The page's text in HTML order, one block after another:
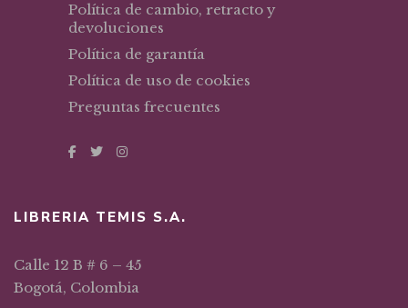
Política de cambio, retracto y
devoluciones
Política de garantía
Política de uso de cookies
Preguntas frecuentes
LIBRERIA TEMIS S.A.
Calle 12 B # 6 – 45
Bogotá, Colombia